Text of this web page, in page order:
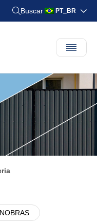
Buscar PT_BR